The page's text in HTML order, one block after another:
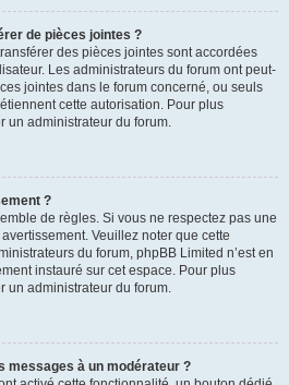
de pièces jointes ?
des pièces jointes sont accordées
Les administrateurs du forum ont peut-
jointes dans le forum concerné, ou seuls
cette autorisation. Pour plus
un administrateur du forum.
?
de règles. Si vous ne respectez pas une
Veuillez noter que cette
du forum, phpBB Limited n’est en
instauré sur cet espace. Pour plus
un administrateur du forum.
messages à un modérateur ?